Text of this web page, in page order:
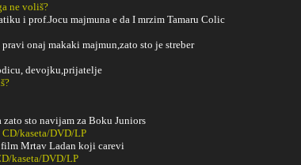
ne voliš?
i prof.Jocu majmuna e da I mrzim Tamaru Colic
onaj makaki majmun,zato sto je streber
devojku,prijatelje
zato sto navijam za Boku Juniors
kaseta/DVD/LP
Mrtav Ladan koji carevi
kaseta/DVD/LP